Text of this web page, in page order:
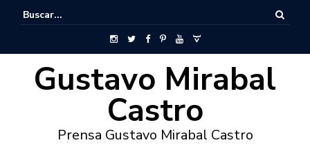
Gustavo Mirabal
Castro
Prensa Gustavo Mirabal Castro